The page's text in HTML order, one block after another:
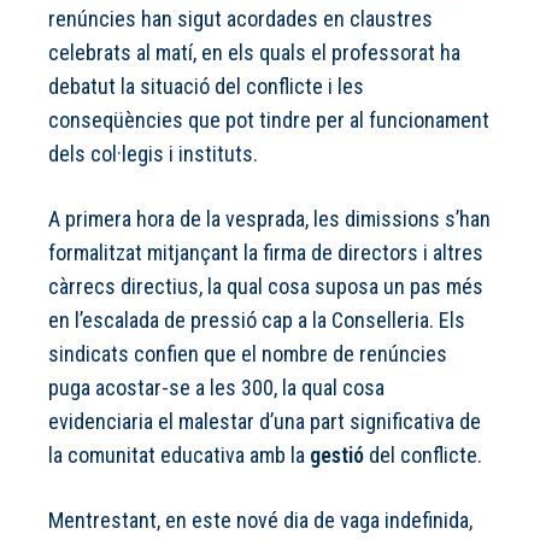
renúncies han sigut acordades en claustres
celebrats al matí, en els quals el professorat ha
debatut la situació del conflicte i les
conseqüències que pot tindre per al funcionament
dels col·legis i instituts.
A primera hora de la vesprada, les dimissions s’han
formalitzat mitjançant la firma de directors i altres
càrrecs directius, la qual cosa suposa un pas més
en l’escalada de pressió cap a la Conselleria. Els
sindicats confien que el nombre de renúncies
puga acostar-se a les 300, la qual cosa
evidenciaria el malestar d’una part significativa de
la comunitat educativa amb la gestió del conflicte.
Mentrestant, en este nové dia de vaga indefinida,